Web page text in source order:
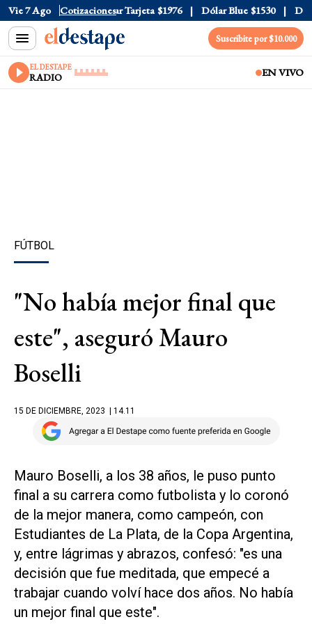
Vie 7 Ago Cotizaciones
Oficial $1520 Dólar Tarjeta $1976 Dólar Blue $1530 Dólar
Suscribite por $10.000
EL DESTAPE
RADIO EN VIVO
FÚTBOL
"No había mejor final que
este", aseguró Mauro
Boselli
15 DE DICIEMBRE, 2023 | 14.11
Mauro Boselli, a los 38 años, le puso punto
final a su carrera como futbolista y lo coronó
de la mejor manera, como campeón, con
Estudiantes de La Plata, de la Copa Argentina,
y, entre lágrimas y abrazos, confesó: "es una
decisión que fue meditada, que empecé a
trabajar cuando volví hace dos años. No había
un mejor final que este".